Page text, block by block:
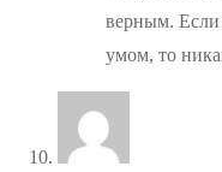
верным. Если
умом, то